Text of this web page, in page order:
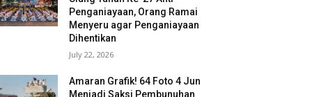
Penganiayaan, Orang Ramai
Menyeru agar Penganiayaan
Dihentikan
July 22, 2026
Amaran Grafik! 64 Foto 4 Jun
Menjadi Saksi Pembunuhan